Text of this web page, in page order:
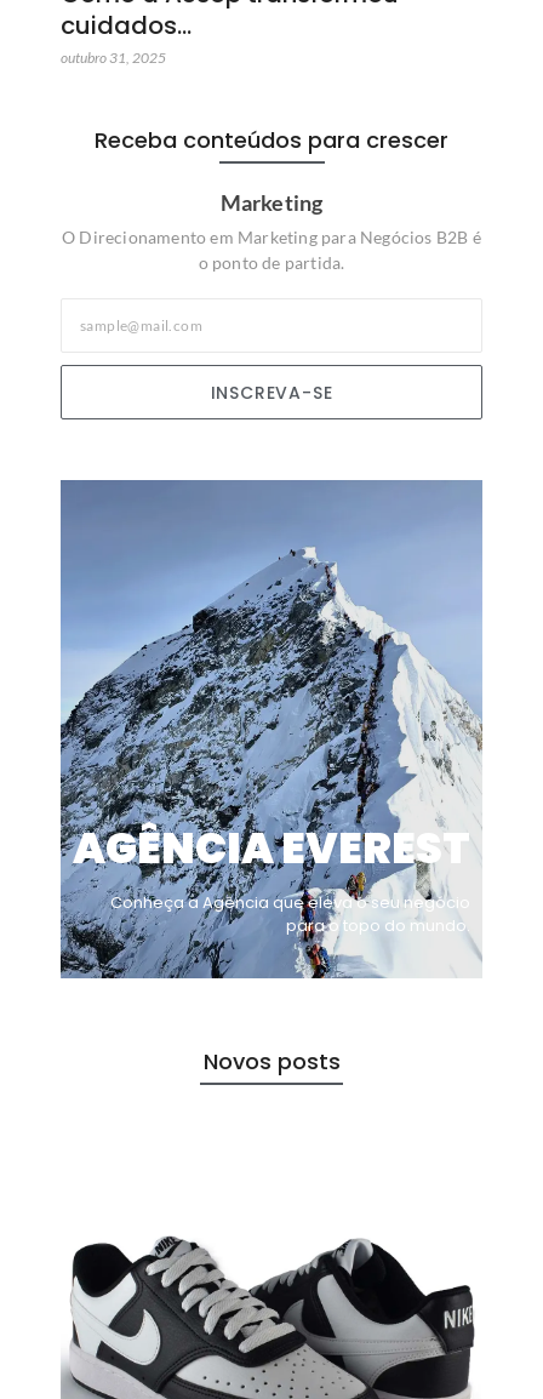
cuidados…
outubro 31, 2025
Receba conteúdos para crescer
Marketing
O Direcionamento em Marketing para Negócios B2B é
o ponto de partida.
INSCREVA-SE
AGÊNCIA EVEREST
Conheça a Agência que eleva o seu negócio
para o topo do mundo.
Novos posts